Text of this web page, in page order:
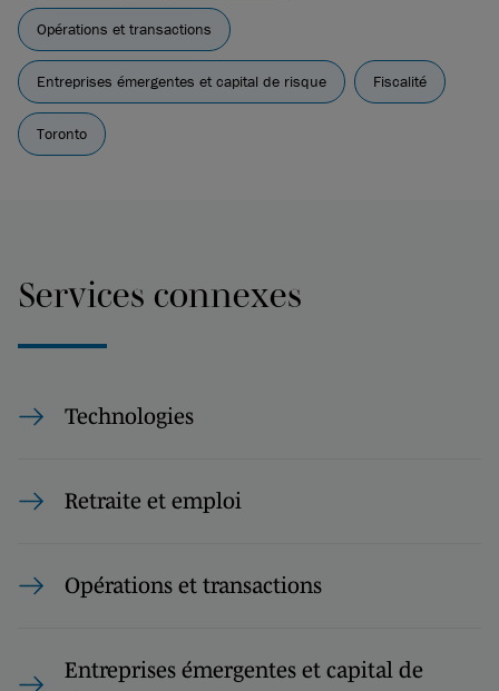
Opérations et transactions
Entreprises émergentes et capital de risque Fiscalité
Toronto
Services connexes
Technologies
Retraite et emploi
Opérations et transactions
Entreprises émergentes et capital de